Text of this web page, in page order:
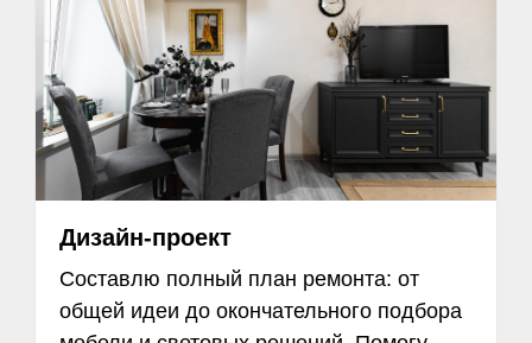
Дизайн-проект
Составлю полный план ремонта: от
общей идеи до окончательного подбора